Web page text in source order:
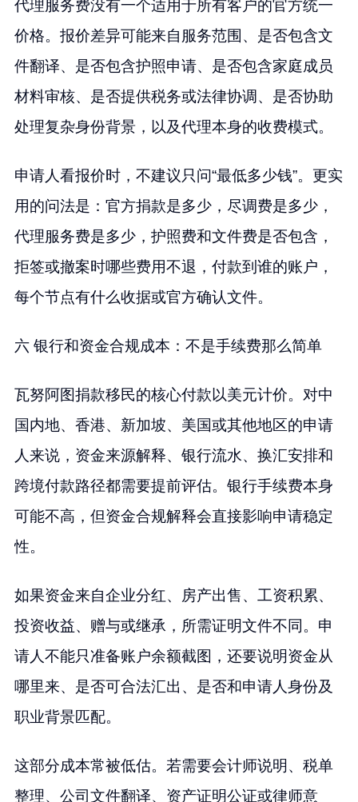
代理服务费没有一个适用于所有客户的官方统一
价格。报价差异可能来自服务范围、是否包含文
件翻译、是否包含护照申请、是否包含家庭成员
材料审核、是否提供税务或法律协调、是否协助
处理复杂身份背景，以及代理本身的收费模式。
申请人看报价时，不建议只问“最低多少钱”。更实
用的问法是：官方捐款是多少，尽调费是多少，
代理服务费是多少，护照费和文件费是否包含，
拒签或撤案时哪些费用不退，付款到谁的账户，
每个节点有什么收据或官方确认文件。
六 银行和资金合规成本：不是手续费那么简单
瓦努阿图捐款移民的核心付款以美元计价。对中
国内地、香港、新加坡、美国或其他地区的申请
人来说，资金来源解释、银行流水、换汇安排和
跨境付款路径都需要提前评估。银行手续费本身
可能不高，但资金合规解释会直接影响申请稳定
性。
如果资金来自企业分红、房产出售、工资积累、
投资收益、赠与或继承，所需证明文件不同。申
请人不能只准备账户余额截图，还要说明资金从
哪里来、是否可合法汇出、是否和申请人身份及
职业背景匹配。
这部分成本常被低估。若需要会计师说明、税单
整理、公司文件翻译、资产证明公证或律师意